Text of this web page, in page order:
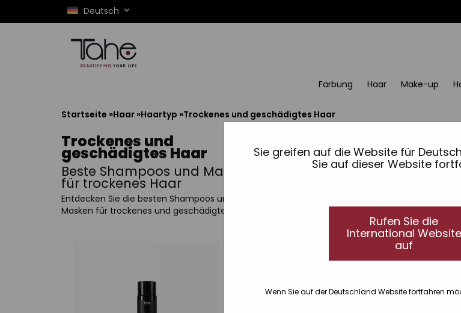
Sie greifen auf die Website für
Sie auf dieser Website
Rufen Sie die
International Website
auf
Wenn Sie auf der Deutschland Website fortfahren
Deutsch
Färbung Haar Make-up
Startseite »Haar »Haartyp »Trockenes und geschädigtes Haar
Trockenes und
geschädigtes Haar
Beste Shampoos und Masken
für trockenes Haar
Entdecken Sie die besten Shampoos und
Masken für trockenes und geschädigtes Haar